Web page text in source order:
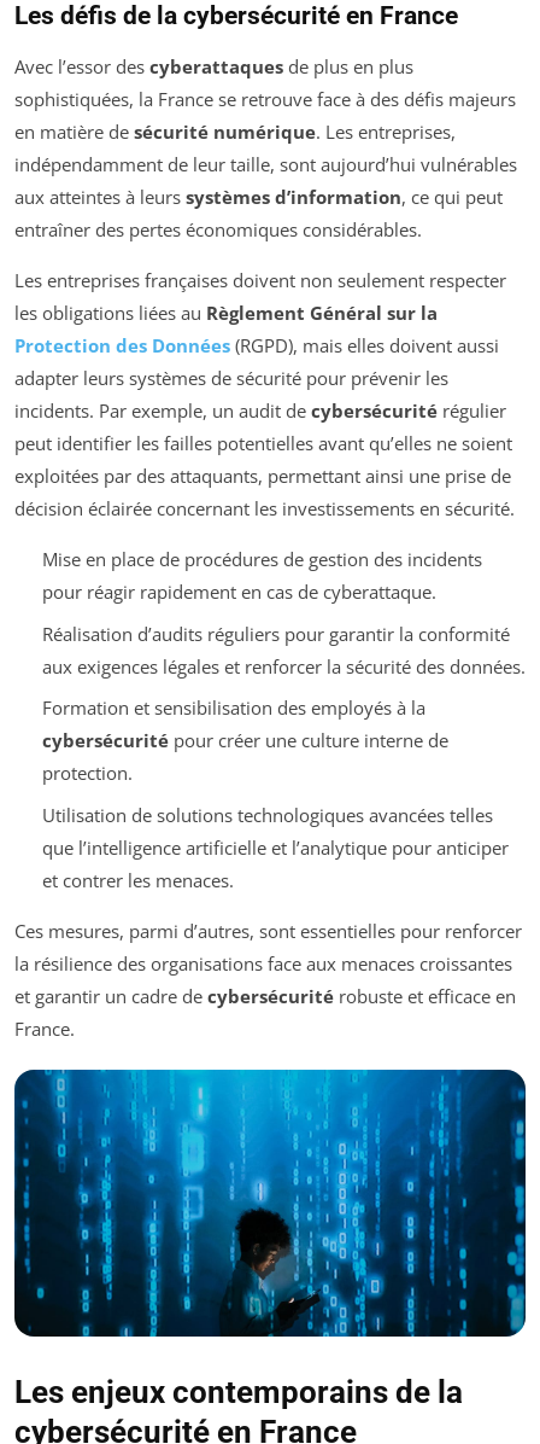
Les défis de la cybersécurité en France
Avec l’essor des cyberattaques de plus en plus
sophistiquées, la France se retrouve face à des défis majeurs
en matière de sécurité numérique. Les entreprises,
indépendamment de leur taille, sont aujourd’hui vulnérables
aux atteintes à leurs systèmes d’information, ce qui peut
entraîner des pertes économiques considérables.
Les entreprises françaises doivent non seulement respecter
les obligations liées au Règlement Général sur la
Protection des Données (RGPD), mais elles doivent aussi
adapter leurs systèmes de sécurité pour prévenir les
incidents. Par exemple, un audit de cybersécurité régulier
peut identifier les failles potentielles avant qu’elles ne soient
exploitées par des attaquants, permettant ainsi une prise de
décision éclairée concernant les investissements en sécurité.
Mise en place de procédures de gestion des incidents
pour réagir rapidement en cas de cyberattaque.
Réalisation d’audits réguliers pour garantir la conformité
aux exigences légales et renforcer la sécurité des données.
Formation et sensibilisation des employés à la
cybersécuritépour créer une culture interne de
protection.
Utilisation de solutions technologiques avancées telles
que l’intelligence artificielle et l’analytique pour anticiper
et contrer les menaces.
Ces mesures, parmi d’autres, sont essentielles pour renforcer
la résilience des organisations face aux menaces croissantes
et garantir un cadre de cybersécurité robuste et efficace en
France.
Les enjeux contemporains de la
cybersécurité en France